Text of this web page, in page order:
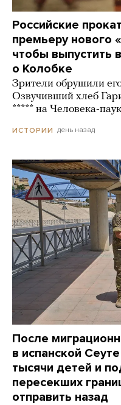
Российские
премьеру нового
чтобы выпустить
о Колобке
Зрители обрушили
Озвучивший хлеб
***** на Человека-
ИСТОРИИ день назад
После
в испанской
тысячи детей и
пересекших
отправить назад